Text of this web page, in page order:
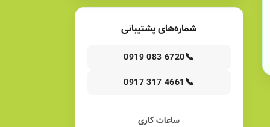
شماره‌های پشتیبانی
📞
0919 083 6720
📞
0917 317 4661
ساعات کاری